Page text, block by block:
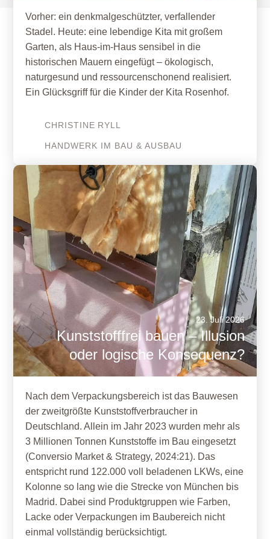
Vorher: ein denkmalgeschützter, verfallender
Stadel. Heute: eine lebendige Kita mit großem
Garten, als Haus-im-Haus sensibel in die
historischen Mauern eingefügt – ökologisch,
naturgesund und ressourcenschonend realisiert.
Ein Glücksgriff für die Kinder der Kita Rosenhof.
CHRISTINE RYLL
HANDWERK IM BAU & AUSBAU
23. Juli 2026
Kunststofffrei bauen – Illusion
oder logische Konsequenz?
Nach dem Verpackungsbereich ist das Bauwesen
der zweitgrößte Kunststoffverbraucher in
Deutschland. Allein im Jahr 2023 wurden mehr als
3 Millionen Tonnen Kunststoffe im Bau eingesetzt
(Conversio Market & Strategy, 2024:21). Das
entspricht rund 122.000 voll beladenen LKWs, eine
Kolonne so lang wie die Strecke von München bis
Madrid. Dabei sind Produktgruppen wie Farben,
Lacke oder Verpackungen im Baubereich nicht
einmal vollständig berücksichtigt.